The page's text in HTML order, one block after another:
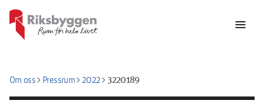
menu
Om osschevron_rightPressrumchevron_right2022chevron_right3220189